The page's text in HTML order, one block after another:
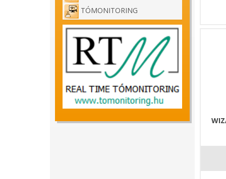
TÓMONITORING